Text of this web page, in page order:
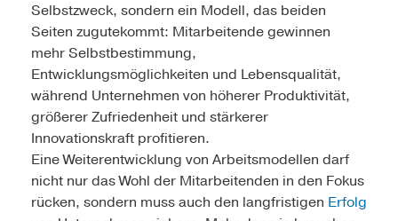
Selbstzweck, sondern ein Modell, das beiden
Seiten zugutekommt: Mitarbeitende gewinnen
mehr Selbstbestimmung,
Entwicklungsmöglichkeiten und Lebensqualität,
während Unternehmen von höherer Produktivität,
größerer Zufriedenheit und stärkerer
Innovationskraft profitieren.
Eine Weiterentwicklung von Arbeitsmodellen darf
nicht nur das Wohl der Mitarbeitenden in den Fokus
rücken, sondern muss auch den langfristigen Erfolg